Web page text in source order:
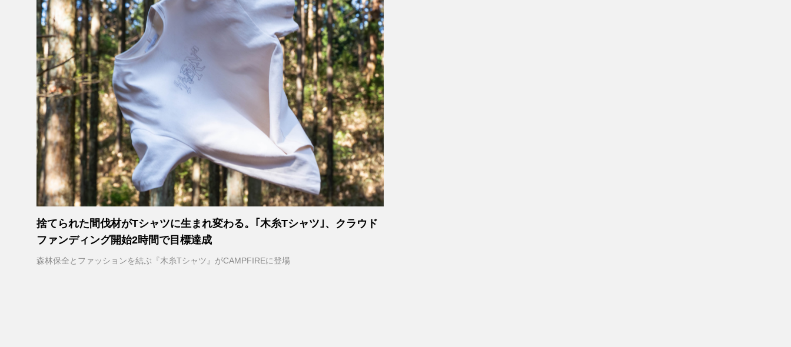
捨てられた間伐材がTシャツに生まれ変わる。｢木糸Tシャツ｣、クラウド
ファンディング開始2時間で目標達成
森林保全とファッションを結ぶ『木糸Tシャツ』がCAMPFIREに登場